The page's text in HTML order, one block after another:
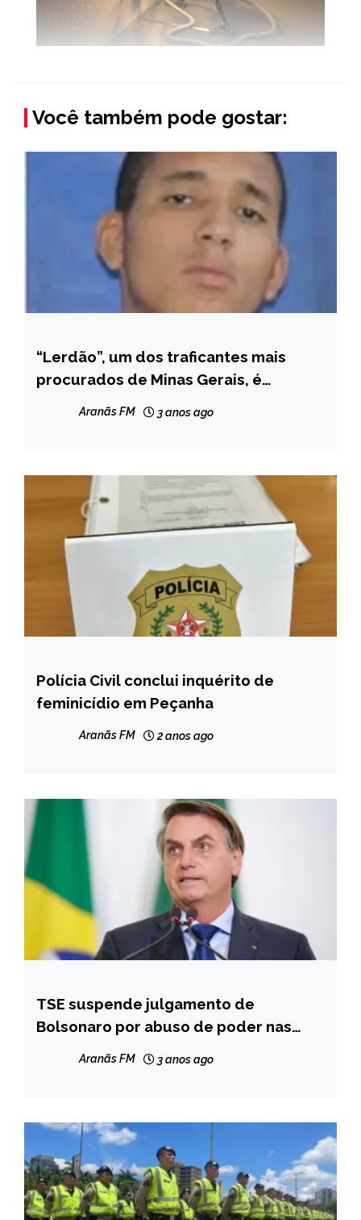
Você também pode gostar:
CAPELINHA
MINAS
“Lerdão”, um dos traficantes mais
procurados de Minas Gerais, é
Aranãs FM 3 anos ago
MINAS
GERAIS
NOTÍCIAS
Polícia Civil conclui inquérito de
feminicídio em Peçanha
Aranãs FM 2 anos ago
BRASIL
NOTÍCIAS
TSE suspende julgamento de
Bolsonaro por abuso de poder nas
Aranãs FM 3 anos ago